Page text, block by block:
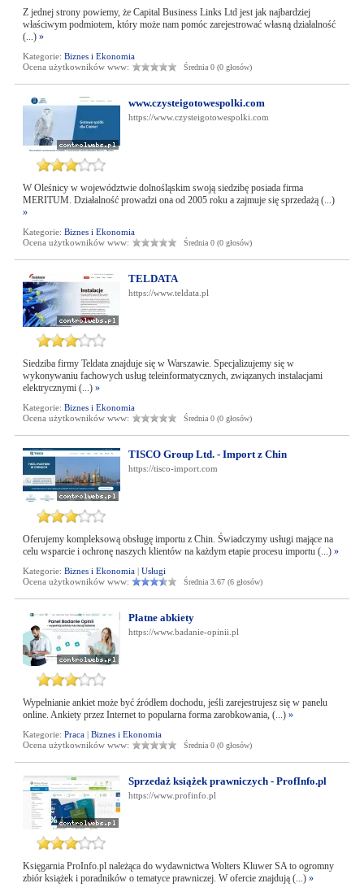
Z jednej strony powiemy, że Capital Business Links Ltd jest jak najbardziej
właściwym podmiotem, który może nam pomóc zarejestrować własną działalność
(...) »
Kategorie: Biznes i Ekonomia
Ocena użytkowników www:
Średnia 0 (0 głosów)
www.czysteigotowespolki.com
https://www.czysteigotowespolki.com
W Oleśnicy w województwie dolnośląskim swoją siedzibę posiada firma
MERITUM. Działalność prowadzi ona od 2005 roku a zajmuje się sprzedażą (...)
»
Kategorie: Biznes i Ekonomia
Ocena użytkowników www:
Średnia 0 (0 głosów)
TELDATA
https://www.teldata.pl
Siedziba firmy Teldata znajduje się w Warszawie. Specjalizujemy się w
wykonywaniu fachowych usług teleinformatycznych, związanych instalacjami
elektrycznymi (...) »
Kategorie: Biznes i Ekonomia
Ocena użytkowników www:
Średnia 0 (0 głosów)
TISCO Group Ltd. - Import z Chin
https://tisco-import.com
Oferujemy kompleksową obsługę importu z Chin. Świadczymy usługi mające na
celu wsparcie i ochronę naszych klientów na każdym etapie procesu importu (...) »
Kategorie: Biznes i Ekonomia| Usługi
Ocena użytkowników www:
Średnia 3.67 (6 głosów)
Płatne abkiety
https://www.badanie-opinii.pl
Wypełnianie ankiet może być źródłem dochodu, jeśli zarejestrujesz się w panelu
online. Ankiety przez Internet to popularna forma zarobkowania, (...) »
Kategorie: Praca| Biznes i Ekonomia
Ocena użytkowników www:
Średnia 0 (0 głosów)
Sprzedaż książek prawniczych - ProfInfo.pl
https://www.profinfo.pl
Księgarnia ProInfo.pl należąca do wydawnictwa Wolters Kluwer SA to ogromny
zbiór książek i poradników o tematyce prawniczej. W ofercie znajdują (...) »